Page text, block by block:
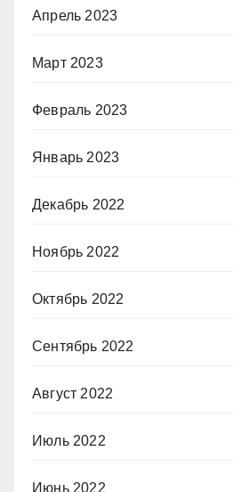
Апрель 2023
Март 2023
Февраль 2023
Январь 2023
Декабрь 2022
Ноябрь 2022
Октябрь 2022
Сентябрь 2022
Август 2022
Июль 2022
Июнь 2022